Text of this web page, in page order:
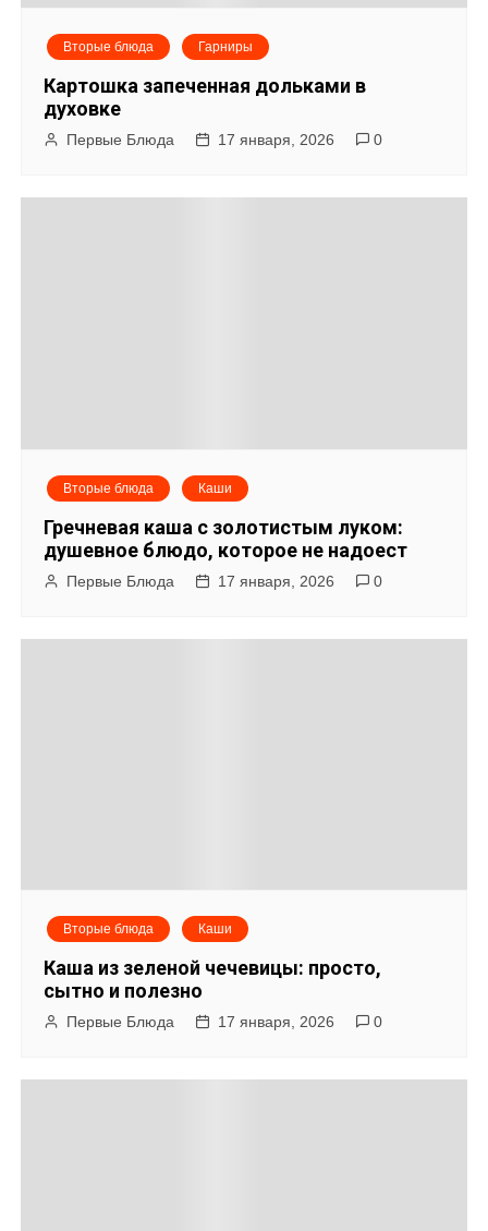
Вторые блюда Гарниры
Картошка запеченная дольками в
духовке
Первые Блюда 17 января, 2026 0
Вторые блюда Каши
Гречневая каша с золотистым луком:
душевное блюдо, которое не надоест
Первые Блюда 17 января, 2026 0
Вторые блюда Каши
Каша из зеленой чечевицы: просто,
сытно и полезно
Первые Блюда 17 января, 2026 0